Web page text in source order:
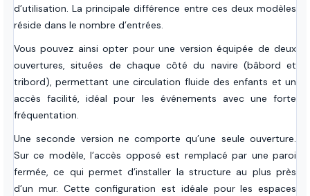
d’utilisation. La principale différence entre ces deux modèles
réside dans le nombre d’entrées.
Vous pouvez ainsi opter pour une version équipée de deux
ouvertures, situées de chaque côté du navire (bâbord et
tribord), permettant une circulation fluide des enfants et un
accès facilité, idéal pour les événements avec une forte
fréquentation.
Une seconde version ne comporte qu’une seule ouverture.
Sur ce modèle, l’accès opposé est remplacé par une paroi
fermée, ce qui permet d’installer la structure au plus près
d’un mur. Cette configuration est idéale pour les espaces